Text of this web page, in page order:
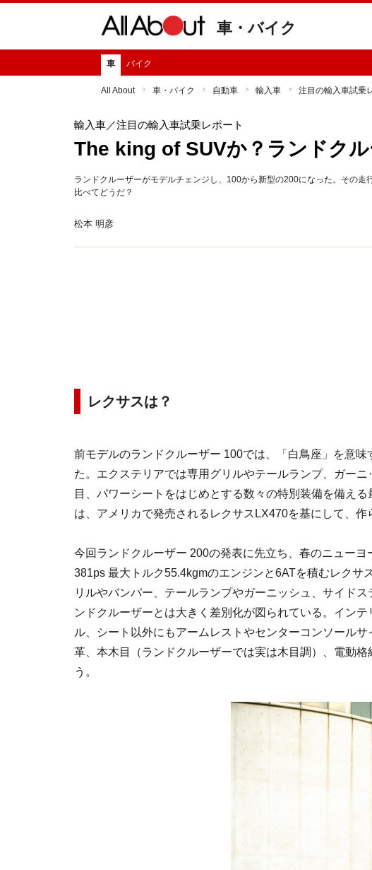
車・バイク
車 バイク
All About 車・バイク 自動車 輸入車 注目の輸入車試乗
輸入車／注目の輸入車試乗レポート
The king of SUVか？ランドク
ランドクルーザーがモデルチェンジし、100から新型の200になった。その走
比べてどうだ？
松本 明彦
レクサスは？
前モデルのランドクルーザー 100では、「白鳥座」を意
た。エクステリアでは専用グリルやテールランプ、ガー
目、パワーシートをはじめとする数々の特別装備を備え
は、アメリカで発売されるレクサスLX470を基にして、作
今回ランドクルーザー 200の発表に先立ち、春のニュー
381ps 最大トルク55.4kgmのエンジンと6ATを積むレクサ
リルやバンパー、テールランプやガーニッシュ、サイド
ンドクルーザーとは大きく差別化が図られている。イン
ル、シート以外にもアームレストやセンターコンソール
革、本木目（ランドクルーザーでは実は木目調）、電動
う。